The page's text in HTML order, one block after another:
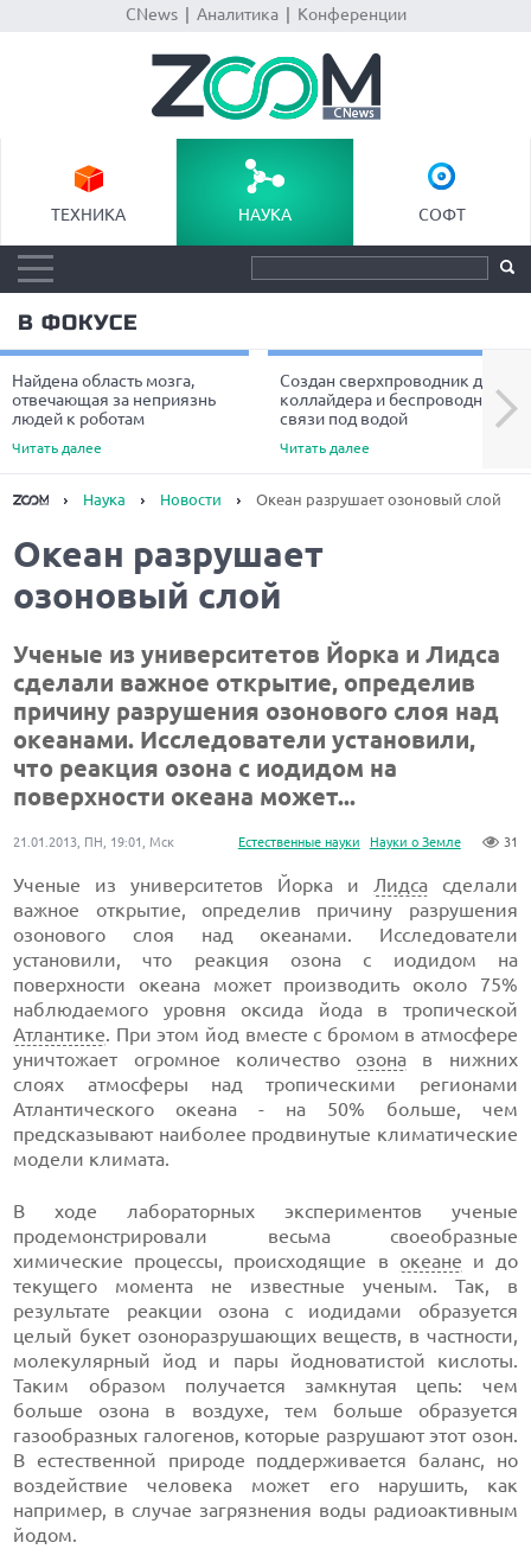
CNews| Аналитика| Конференции
ТЕХНИКА НАУКА СОФТ
В ФОКУСЕ
Найдена область мозга,
отвечающая за неприязнь
людей к роботам
Читать далее
Создан сверхпроводник для
коллайдера и беспроводной
связи под водой
Читать далее
Next
Наука Новости Океан разрушает озоновый слой
Океан разрушает
озоновый слой
Ученые из университетов Йорка и Лидса
сделали важное открытие, определив
причину разрушения озонового слоя над
океанами. Исследователи установили,
что реакция озона с иодидом на
поверхности океана может...
Естественные науки Науки о Земле 31
21.01.2013, ПН, 19:01, Мск
Ученые из университетов Йорка и Лидсасделали
важное открытие, определив причину разрушения
озонового слоя над океанами. Исследователи
установили, что реакция озона с иодидом на
поверхности океана может производить около 75%
наблюдаемого уровня оксида йода в тропической
Атлантике. При этом йод вместе с бромом в атмосфере
уничтожает огромное количество озона в нижних
слоях атмосферы над тропическими регионами
Атлантического океана - на 50% больше, чем
предсказывают наиболее продвинутые климатические
модели климата.
В ходе лабораторных экспериментов ученые
продемонстрировали весьма своеобразные
химические процессы, происходящие в океане и до
текущего момента не известные ученым. Так, в
результате реакции озона с иодидами образуется
целый букет озоноразрушающих веществ, в частности,
молекулярный йод и пары йодноватистой кислоты.
Таким образом получается замкнутая цепь: чем
больше озона в воздухе, тем больше образуется
газообразных галогенов, которые разрушают этот озон.
В естественной природе поддерживается баланс, но
воздействие человека может его нарушить, как
например, в случае загрязнения воды радиоактивным
йодом.